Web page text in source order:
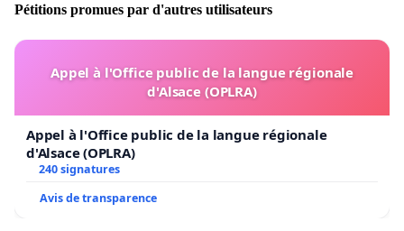
Pétitions promues par d'autres utilisateurs
Appel à l'Office public de la langue régionale
d'Alsace (OPLRA)
Appel à l'Office public de la langue régionale
d'Alsace (OPLRA)
240 signatures
Avis de transparence